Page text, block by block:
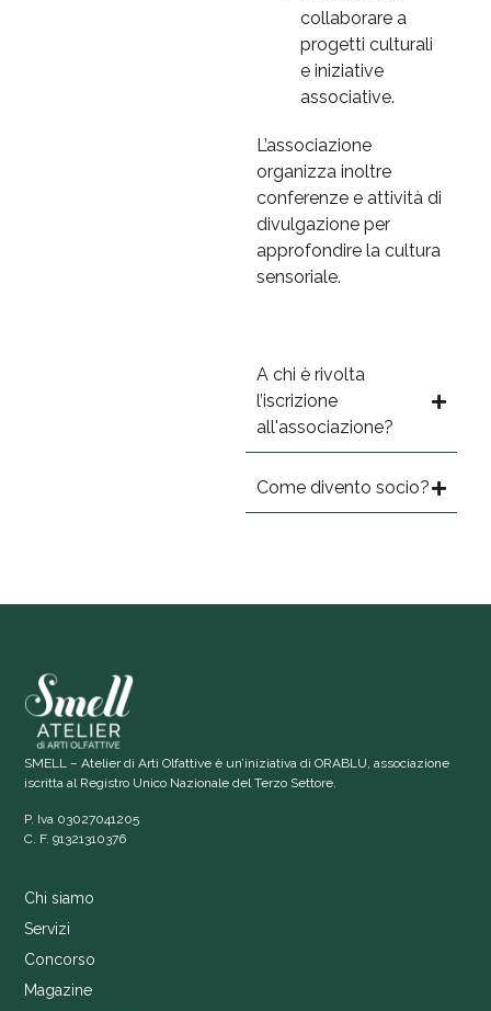
collaborare a
progetti culturali
e iniziative
associative.
L’associazione
organizza inoltre
conferenze e attività di
divulgazione per
approfondire la cultura
sensoriale.
A chi è rivolta
l’iscrizione
all'associazione?
Come divento socio?
SMELL – Atelier di Arti Olfattive è un’iniziativa di ORABLU, associazione
iscritta al Registro Unico Nazionale del Terzo Settore.
P. Iva 03027041205
C. F. 91321310376
Chi siamo
Servizi
Concorso
Magazine